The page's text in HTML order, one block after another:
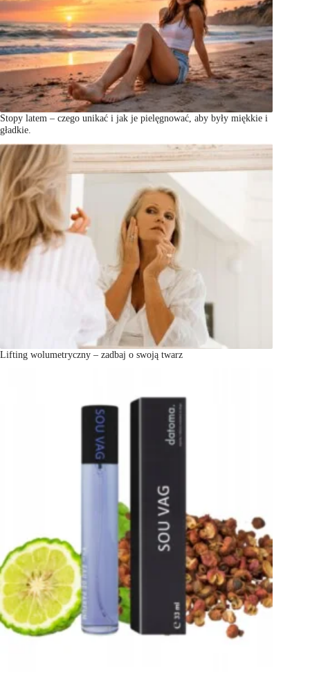
Stopy latem – czego unikać i jak je pielęgnować, aby były miękkie i
gładkie.
Lifting wolumetryczny – zadbaj o swoją twarz